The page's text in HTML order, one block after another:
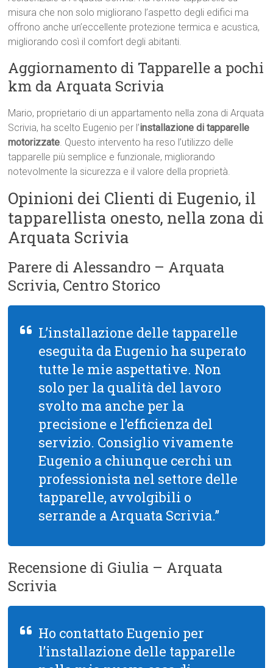
misura che non solo migliorano l’aspetto degli edifici ma
offrono anche un’eccellente protezione termica e acustica,
migliorando così il comfort degli abitanti.
Aggiornamento di Tapparelle a pochi
km da Arquata Scrivia
Mario, proprietario di un appartamento nella zona di Arquata
Scrivia, ha scelto Eugenio per l’installazione di tapparelle
motorizzate. Questo intervento ha reso l’utilizzo delle
tapparelle più semplice e funzionale, migliorando
notevolmente la sicurezza e il valore della proprietà.
Opinioni dei Clienti di Eugenio, il
tapparellista onesto, nella zona di
Arquata Scrivia
Parere di Alessandro – Arquata
Scrivia, Centro Storico
L’installazione delle tapparelle
eseguita da Eugenio ha superato
tutte le mie aspettative. Non
solo per la qualità del lavoro
svolto ma anche per la
precisione e l’efficienza del
servizio. Consiglio vivamente
Eugenio a chiunque cerchi un
professionista nel settore delle
tapparelle, avvolgibili o
serrande a Arquata Scrivia.”
Recensione di Giulia – Arquata
Scrivia
Ho contattato Eugenio per
l’installazione delle tapparelle